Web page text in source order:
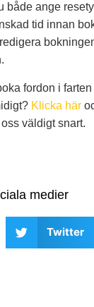
både ange
tid innan
fordon i
Klicka här
väldigt snart.
medier
Twitter